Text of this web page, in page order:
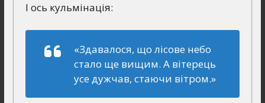
І ось кульмінація:
«Здавалося, що лісове небо
стало ще вищим. А вітерець
усе дужчав, стаючи вітром.»